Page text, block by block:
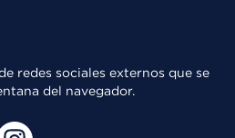
redes sociales externos que se
del navegador.